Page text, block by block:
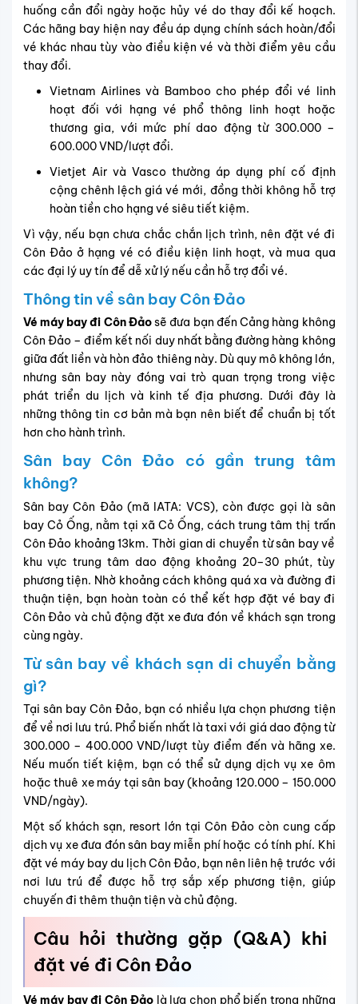
huống cần đổi ngày hoặc hủy vé do thay đổi kế hoạch.
Các hãng bay hiện nay đều áp dụng chính sách hoàn/đổi
vé khác nhau tùy vào điều kiện vé và thời điểm yêu cầu
thay đổi.
Vietnam Airlines và Bamboo cho phép đổi vé linh
hoạt đối với hạng vé phổ thông linh hoạt hoặc
thương gia, với mức phí dao động từ 300.000 –
600.000 VND/lượt đổi.
Vietjet Air và Vasco thường áp dụng phí cố định
cộng chênh lệch giá vé mới, đồng thời không hỗ trợ
hoàn tiền cho hạng vé siêu tiết kiệm.
Vì vậy, nếu bạn chưa chắc chắn lịch trình, nên đặt vé đi
Côn Đảo ở hạng vé có điều kiện linh hoạt, và mua qua
các đại lý uy tín để dễ xử lý nếu cần hỗ trợ đổi vé.
Thông tin về sân bay Côn Đảo
Vé máy bay đi Côn Đảosẽ đưa bạn đến Cảng hàng không
Côn Đảo – điểm kết nối duy nhất bằng đường hàng không
giữa đất liền và hòn đảo thiêng này. Dù quy mô không lớn,
nhưng sân bay này đóng vai trò quan trọng trong việc
phát triển du lịch và kinh tế địa phương. Dưới đây là
những thông tin cơ bản mà bạn nên biết để chuẩn bị tốt
hơn cho hành trình.
Sân bay Côn Đảo có gần trung tâm
không?
Sân bay Côn Đảo (mã IATA: VCS), còn được gọi là sân
bay Cỏ Ống, nằm tại xã Cỏ Ống, cách trung tâm thị trấn
Côn Đảo khoảng 13km. Thời gian di chuyển từ sân bay về
khu vực trung tâm dao động khoảng 20–30 phút, tùy
phương tiện. Nhờ khoảng cách không quá xa và đường đi
thuận tiện, bạn hoàn toàn có thể kết hợp đặt vé bay đi
Côn Đảo và chủ động đặt xe đưa đón về khách sạn trong
cùng ngày.
Từ sân bay về khách sạn di chuyển bằng
gì?
Tại sân bay Côn Đảo, bạn có nhiều lựa chọn phương tiện
để về nơi lưu trú. Phổ biến nhất là taxi với giá dao động từ
300.000 – 400.000 VND/lượt tùy điểm đến và hãng xe.
Nếu muốn tiết kiệm, bạn có thể sử dụng dịch vụ xe ôm
hoặc thuê xe máy tại sân bay (khoảng 120.000 – 150.000
VND/ngày).
Một số khách sạn, resort lớn tại Côn Đảo còn cung cấp
dịch vụ xe đưa đón sân bay miễn phí hoặc có tính phí. Khi
đặt vé máy bay du lịch Côn Đảo, bạn nên liên hệ trước với
nơi lưu trú để được hỗ trợ sắp xếp phương tiện, giúp
chuyến đi thêm thuận tiện và chủ động.
Câu hỏi thường gặp (Q&A) khi
đặt vé đi Côn Đảo
Vé máy bay đi Côn Đảolà lựa chọn phổ biến trong những